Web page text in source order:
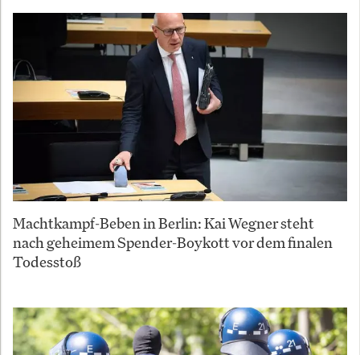
Machtkampf-Beben in Berlin: Kai Wegner steht
nach geheimem Spender-Boykott vor dem finalen
Todesstoß